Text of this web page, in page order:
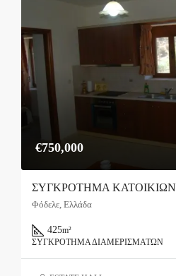
€750,000
ΣΥΓΚΡΟΤΗΜΑ ΚΑΤΟΙΚΙΩΝ
Φόδελε, Ελλάδα
425m²
ΣΥΓΚΡΌΤΗΜΑ ΔΙΑΜΕΡΙΣΜΆΤΩΝ